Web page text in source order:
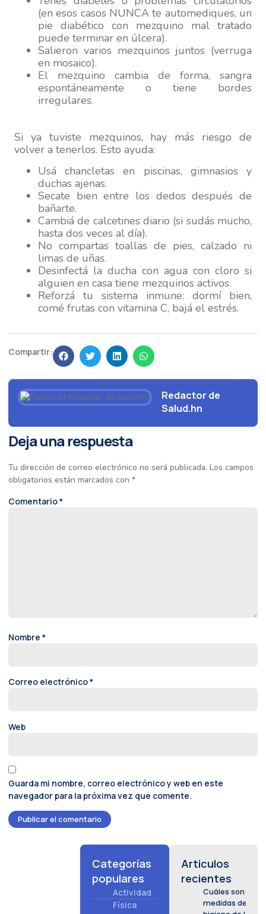
(en esos casos NUNCA te automediques, un
pie diabético con mezquino mal tratado
puede terminar en úlcera).
Salieron varios mezquinos juntos (verruga
en mosaico).
El mezquino cambia de forma, sangra
espontáneamente o tiene bordes
irregulares.
Si ya tuviste mezquinos, hay más riesgo de
volver a tenerlos. Esto ayuda:
Usá chancletas en piscinas, gimnasios y
duchas ajenas.
Secate bien entre los dedos después de
bañarte.
Cambiá de calcetines diario (si sudás mucho,
hasta dos veces al día).
No compartas toallas de pies, calzado ni
limas de uñas.
Desinfectá la ducha con agua con cloro si
alguien en casa tiene mezquinos activos.
Reforzá tu sistema inmune: dormí bien,
comé frutas con vitamina C, bajá el estrés.
Compartir:
Redactor de
Salud.hn
Deja una respuesta
Tu dirección de correo electrónico no será publicada. Los campos
obligatorios están marcados con *
Comentario*
Nombre *
Correo electrónico*
Web
Guarda mi nombre, correo electrónico y web en este
navegador para la próxima vez que comente.
Categorías
populares
Actividad
Física
Articulos
recientes
Cuáles son las
medidas de